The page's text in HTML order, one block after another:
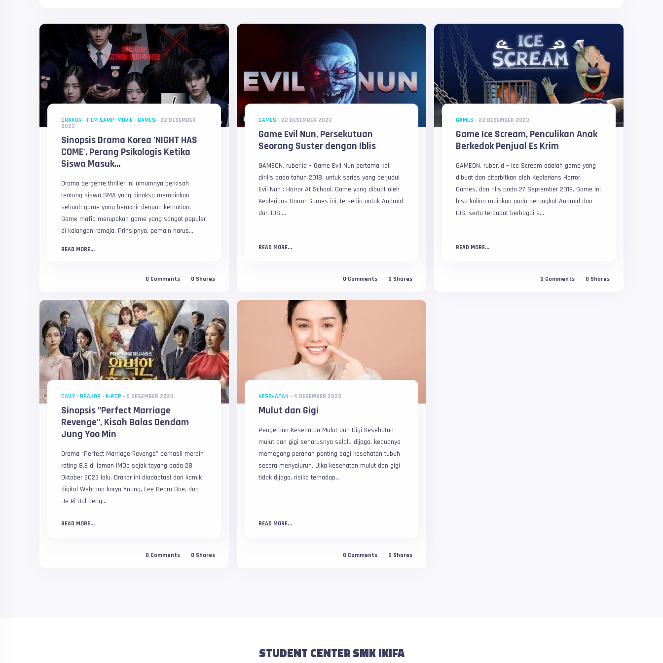
DRAKOR - FILM &AMP; MOVIE - GAMES - 22 DESEMBER
2023
Sinopsis Drama Korea 'NIGHT HAS
COME', Perang Psikologis Ketika
Siswa Masuk...
Drama bergenre thriller ini umumnya berkisah
tentang siswa SMA yang dipaksa memainkan
sebuah game yang berakhir dengan kematian.
Game mafia merupakan game yang sangat populer
di kalangan remaja. Prinsipnya, pemain harus...
READ MORE...
0 Comments 0 Shares
GAMES - 22 DESEMBER 2023
Game Evil Nun, Persekutuan
Seorang Suster dengan Iblis
GAMEON, ruber.id – Game Evil Nun pertama kali
dirilis pada tahun 2018, untuk series yang berjudul
Evil Nun : Horror At School. Game yang dibuat oleh
Keplerians Horror Games ini, tersedia untuk Android
dan IOS....
READ MORE...
0 Comments 0 Shares
GAMES - 22 DESEMBER 2023
Game Ice Scream, Penculikan Anak
Berkedok Penjual Es Krim
GAMEON, ruber.id – Ice Scream adalah game yang
dibuat dan diterbitkan oleh Keplerians Horror
Games, dan rilis pada 27 September 2019. Game ini
bisa kalian mainkan pada perangkat Android dan
IOS, serta terdapat berbagai s...
READ MORE...
0 Comments 0 Shares
DAILY- DRAKOR - K-POP - 6 DESEMBER 2023
Sinopsis "Perfect Marriage
Revenge", Kisah Balas Dendam
Jung Yoo Min
Drama “Perfect Marriage Revenge” berhasil meraih
rating 8,6 di laman IMDb sejak tayang pada 28
Oktober 2023 lalu. Drakor ini diadaptasi dari komik
digital Webtoon karya Young, Lee Beom Bae, dan
Je Ri Bol deng...
READ MORE...
0 Comments 0 Shares
KESEHATAN - 4 DESEMBER 2023
Mulut dan Gigi
Pengertian Kesehatan Mulut dan Gigi Kesehatan
mulut dan gigi seharusnya selalu dijaga, keduanya
memegang peranan penting bagi kesehatan tubuh
secara menyeluruh. Jika kesehatan mulut dan gigi
tidak dijaga, risiko terhadap...
READ MORE...
0 Comments 0 Shares
STUDENT CENTER SMK IKIFA